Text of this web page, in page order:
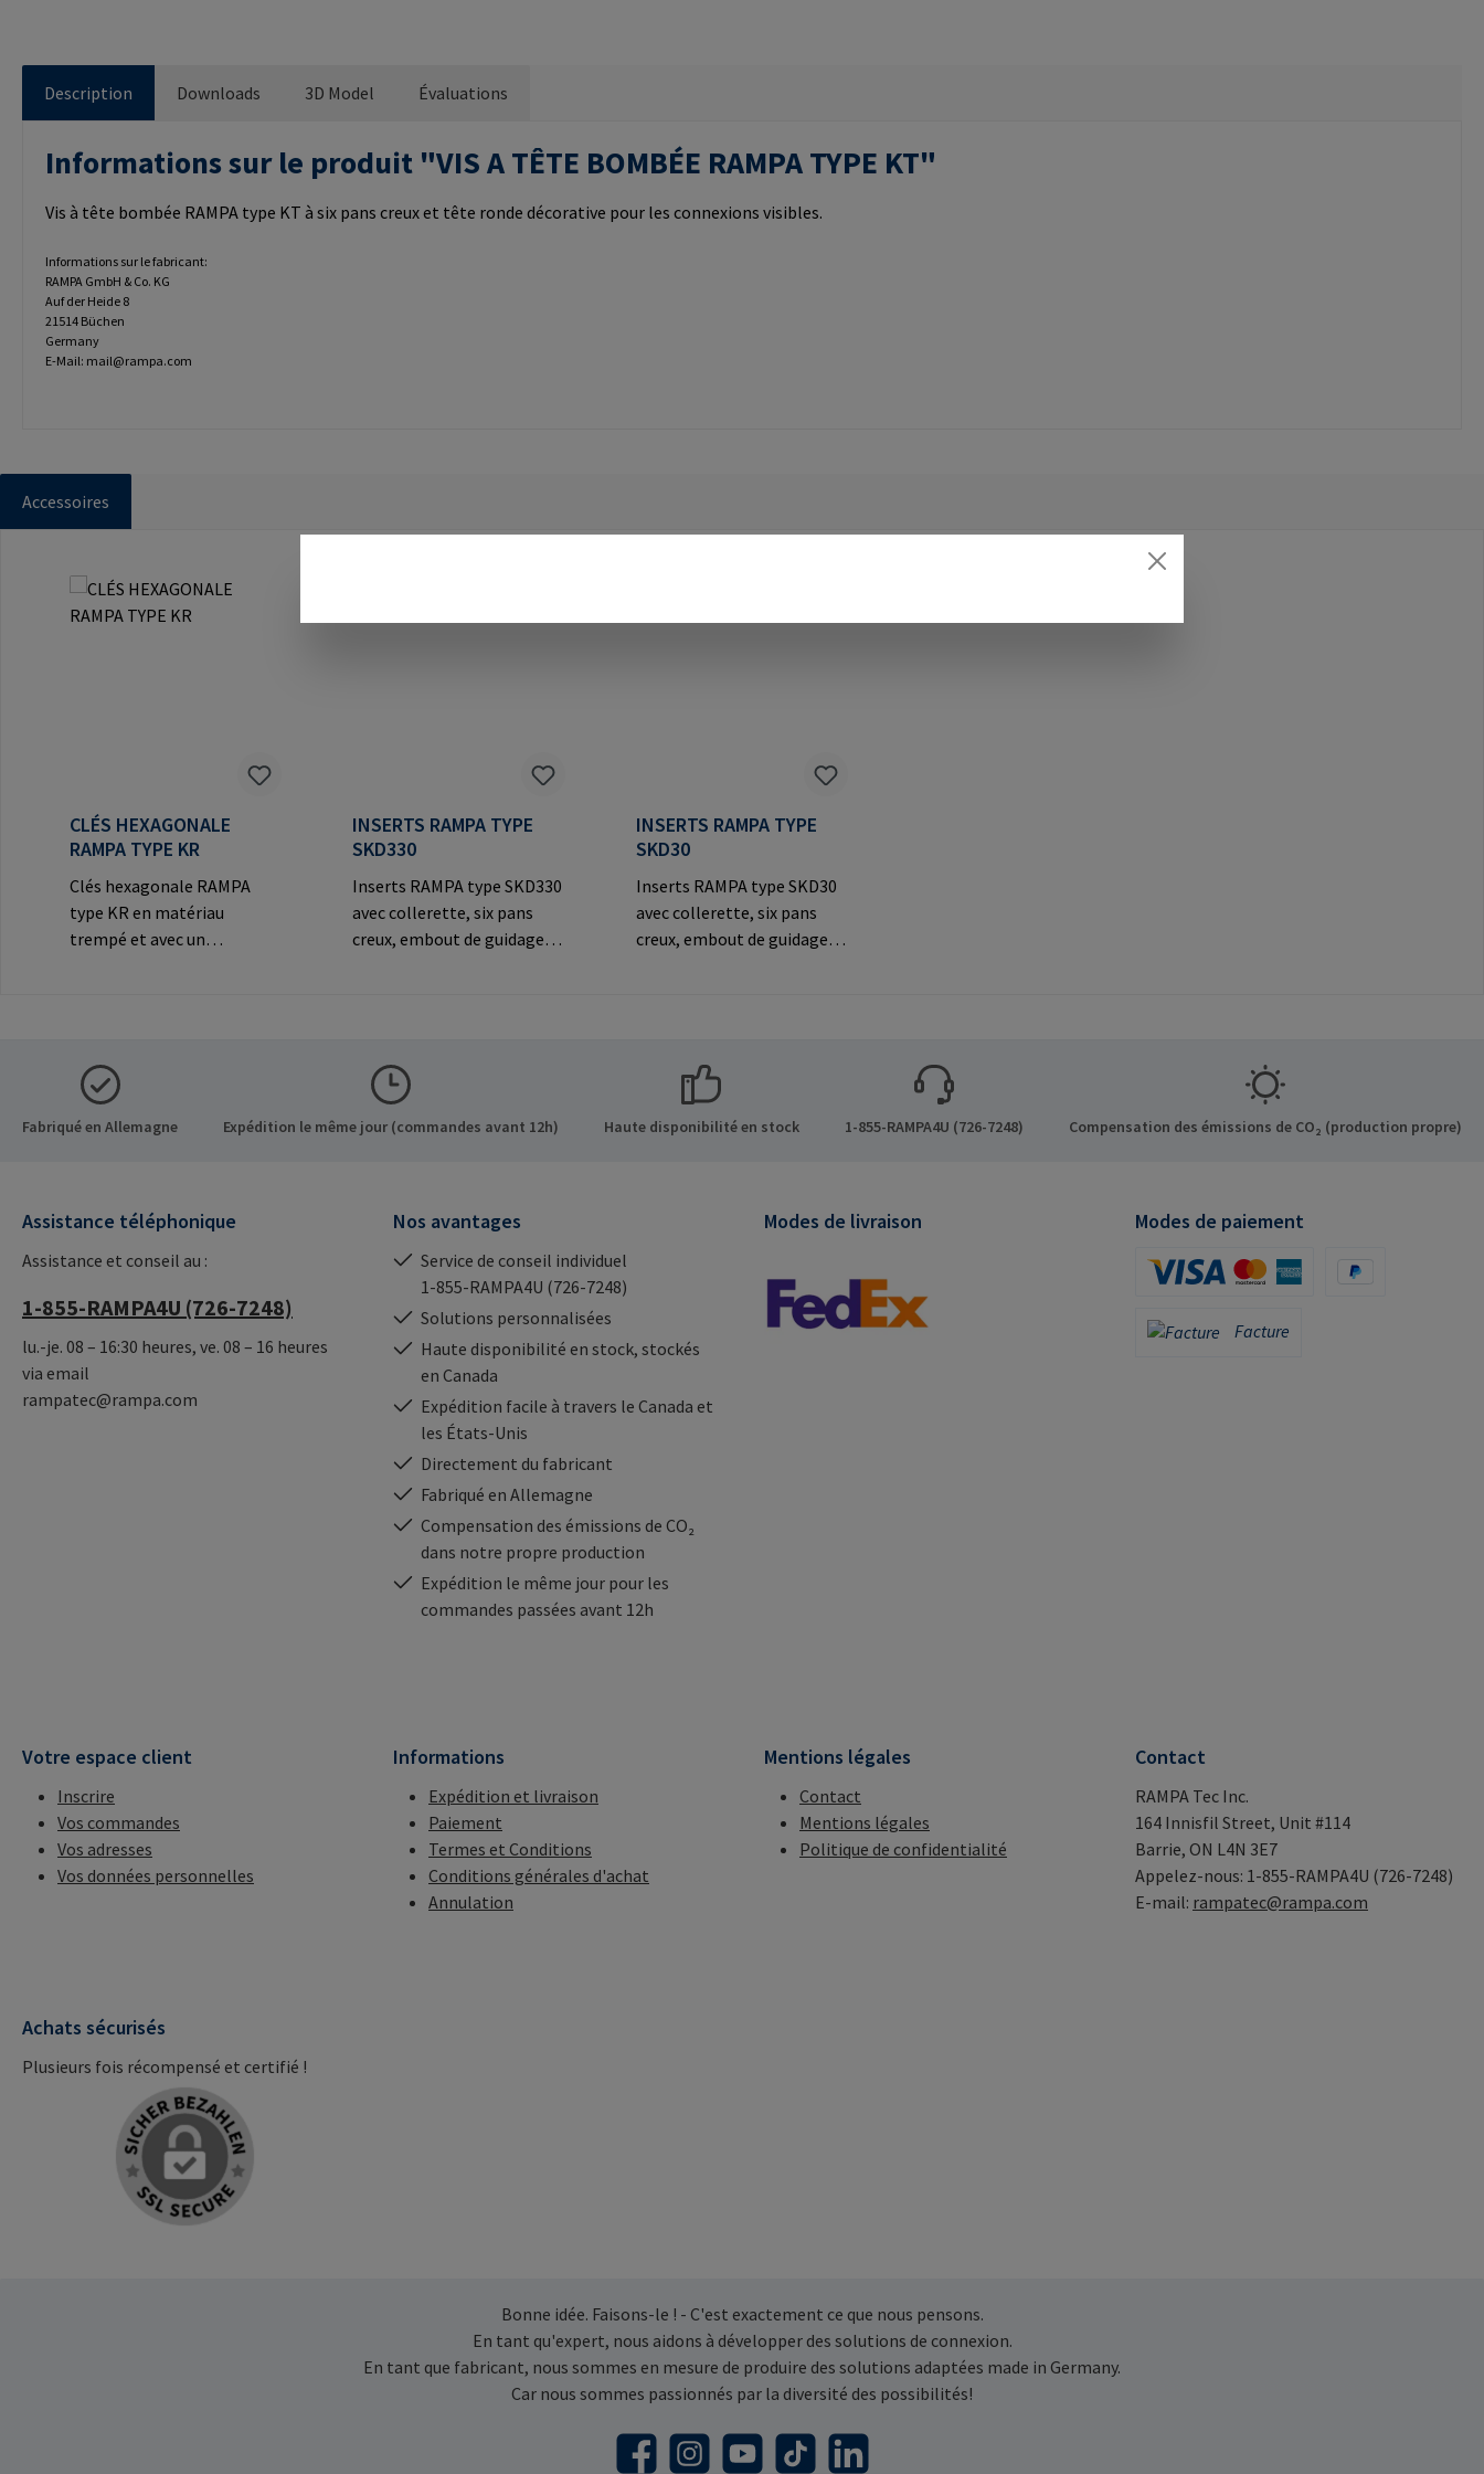
Description Downloads 3D Model Évaluations
Informations sur le produit "VIS A TÊTE BOMBÉE RAMPA TYPE KT"
Vis à tête bombée RAMPA type KT à six pans creux et tête ronde décorative pour les connexions visibles.
Informations sur le fabricant:
RAMPA GmbH & Co. KG
Auf der Heide 8
21514 Büchen
Germany
E-Mail: mail@rampa.com
Accessoires
CLÉS HEXAGONALE
RAMPA TYPE KR
Clés hexagonale RAMPA
type KR en matériau
trempé et avec un
sur le fabricant: RAMPA
GmbH & Co. KG Auf der
Heide 8 21514 Büchen
INSERTS RAMPA TYPE
SKD330
Inserts RAMPA type SKD330
avec collerette, six pans
creux, embout de guidage et
maximales dans différents
bois, matériaux dérivés du
bois et
Heide 8 21514 Büchen
Germany E-Mail:
mail@rampa.com
INSERTS RAMPA TYPE
SKD30
Inserts RAMPA type SKD30
avec collerette, six pans
creux, embout de guidage et
thermoplastiques.Informat
ions sur le fabricant: RAMPA
GmbH & Co. KG Auf der
Fabriqué en Allemagne Expédition le même jour (commandes avant 12h) Haute disponibilité en stock 1-855-RAMPA4U (726-7248) Compensation des émissions de CO₂ (production propre)
Assistance téléphonique
Assistance et conseil au :
1-855-RAMPA4U (726-7248)
lu.-je. 08 – 16:30 heures, ve. 08 – 16 heures
via email
rampatec@rampa.com
Nos avantages
Service de conseil individuel
1-855-RAMPA4U (726-7248)
Solutions personnalisées
Haute disponibilité en stock, stockés
en Canada
Expédition facile à travers le Canada et
les États-Unis
Directement du fabricant
Fabriqué en Allemagne
Compensation des émissions de CO₂
dans notre propre production
Expédition le même jour pour les
commandes passées avant 12h
Modes de livraison Modes de paiement
Facture
Facture
Votre espace client
Inscrire
Vos commandes
Vos adresses
Vos données personnelles
Informations
Expédition et livraison
Paiement
Termes et Conditions
Conditions générales d'achat
Annulation
Mentions légales
Contact
Mentions légales
Politique de confidentialité
Contact
RAMPA Tec Inc.
164 Innisfil Street, Unit #114
Barrie, ON L4N 3E7
Appelez-nous: 1-855-RAMPA4U (726-7248)
E-mail: rampatec@rampa.com
Achats sécurisés
Plusieurs fois récompensé et certifié !
Bonne idée. Faisons-le ! - C'est exactement ce que nous pensons.
En tant qu'expert, nous aidons à développer des solutions de connexion.
En tant que fabricant, nous sommes en mesure de produire des solutions adaptées made in Germany.
Car nous sommes passionnés par la diversité des possibilités!
FacebookInstagramYouTubeTikTok LinkedIn